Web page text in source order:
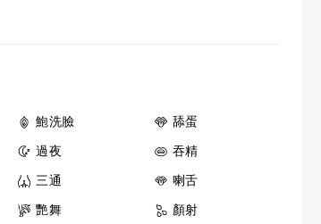
鮑洗臉 舔蛋
過夜 吞精
三通 喇舌
艷舞 顏射